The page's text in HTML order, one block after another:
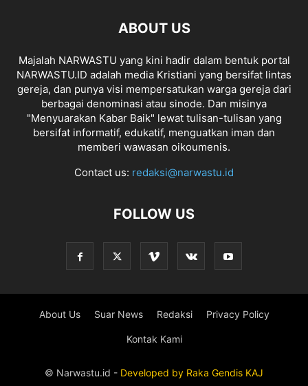
ABOUT US
Majalah NARWASTU yang kini hadir dalam bentuk portal
NARWASTU.ID adalah media Kristiani yang bersifat lintas
gereja, dan punya visi mempersatukan warga gereja dari
berbagai denominasi atau sinode. Dan misinya
"Menyuarakan Kabar Baik" lewat tulisan-tulisan yang
bersifat informatif, edukatif, menguatkan iman dan
memberi wawasan oikoumenis.
Contact us: redaksi@narwastu.id
FOLLOW US
About Us Suar News Redaksi Privacy Policy
Kontak Kami
© Narwastu.id - Developed by Raka Gendis KAJ